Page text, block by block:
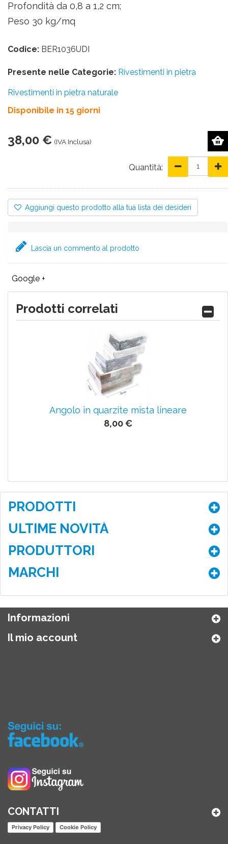
Profondità da 0,8 a 1,2 cm;
Peso 30 kg/mq
Codice: BER1036UDI
Presente nelle Categorie: Rivestimenti in pietra
Rivestimenti in pietra naturale
Disponibile in 15 giorni
38,00 € (IVA Inclusa)
Quantità:
Aggiungi questo prodotto alla tua lista dei desideri
Lascia un commento al prodotto
Google +
Prodotti correlati
Angolo in quarzite mista lineare
8,00 €
PRODOTTI
ULTIME NOVITÀ
PRODUTTORI
MARCHI
Informazioni
Il mio account
CONTATTI
Privacy Policy Cookie Policy